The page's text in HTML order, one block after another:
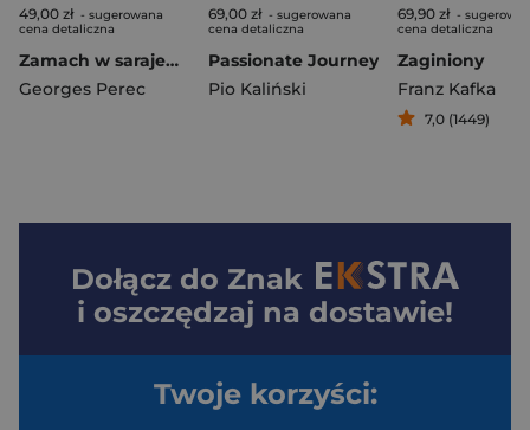
49,00 zł - sugerowana
cena detaliczna
Zamach w sarajewie
Georges Perec
69,00 zł - sugerowana
cena detaliczna
Passionate Journey
Pio Kaliński
69,90 zł -
cena detaliczna
Zaginiony
Franz Kafka
7,0 (1449)
Dołącz do Znak
i oszczędzaj na dostawie!
Twoje korzyści: